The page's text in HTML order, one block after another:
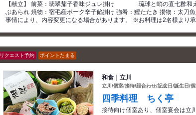
【献立】 前菜：翡翠茄子香味ジュレ掛け 琉球と蛸の直七
ぶあられ 焼物：宿毛産ポーク辛子餡掛け 強肴：鰹たたき 揚物：太刀
事情により、内容変更になる場合があります。 ※お料理は2名様より
リクエスト予約 ポイントたまる
和食｜立川
立川/個室/接待/顔合わせ/記念日/誕生日/
四季料理 ちく亭
接待向け個室あり、個室宴会は立